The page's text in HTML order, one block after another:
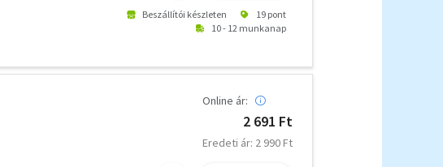
Beszállítói készleten
19 pont
10 - 12 munkanap
Online ár:
2 691 Ft
Eredeti ár: 2 990 Ft